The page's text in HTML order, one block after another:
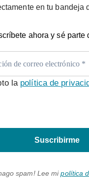
en tu bandeja
ahora y sé parte
la política de
Suscribirme
spam! Lee mipolítica